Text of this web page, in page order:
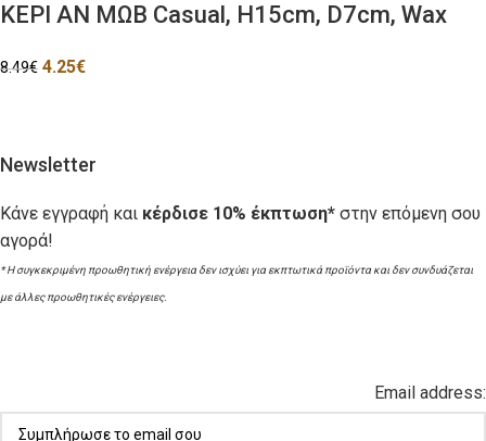
ΚΕΡΙ ΑΝ ΜΩΒ Casual, H15cm, D7cm, Wax
8.49€ 4.25€
Newsletter
Κάνε εγγραφή και κέρδισε 10% έκπτωση* στην επόμενη σου
αγορά!
* Η συγκεκριμένη προωθητική ενέργεια δεν ισχύει για εκπτωτικά προϊόντα και δεν συνδυάζεται
με άλλες προωθητικές ενέργειες.
Email address: